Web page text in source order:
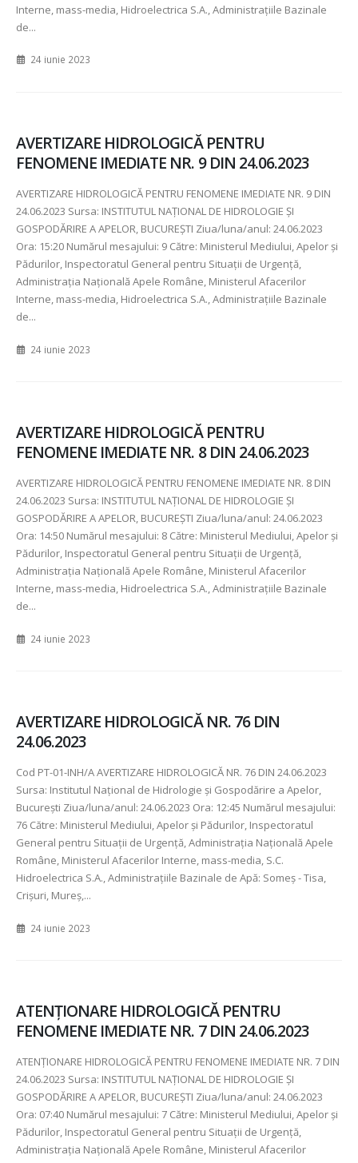
Interne, mass-media, Hidroelectrica S.A., Administraţiile Bazinale
de...
24 iunie 2023
AVERTIZARE HIDROLOGICĂ PENTRU
FENOMENE IMEDIATE NR. 9 DIN 24.06.2023
AVERTIZARE HIDROLOGICĂ PENTRU FENOMENE IMEDIATE NR. 9 DIN
24.06.2023 Sursa: INSTITUTUL NAȚIONAL DE HIDROLOGIE ȘI
GOSPODĂRIRE A APELOR, BUCUREȘTI Ziua/luna/anul: 24.06.2023
Ora: 15:20 Numărul mesajului: 9 Către: Ministerul Mediului, Apelor şi
Pădurilor, Inspectoratul General pentru Situaţii de Urgenţă,
Administraţia Naţională Apele Române, Ministerul Afacerilor
Interne, mass-media, Hidroelectrica S.A., Administraţiile Bazinale
de...
24 iunie 2023
AVERTIZARE HIDROLOGICĂ PENTRU
FENOMENE IMEDIATE NR. 8 DIN 24.06.2023
AVERTIZARE HIDROLOGICĂ PENTRU FENOMENE IMEDIATE NR. 8 DIN
24.06.2023 Sursa: INSTITUTUL NAȚIONAL DE HIDROLOGIE ȘI
GOSPODĂRIRE A APELOR, BUCUREȘTI Ziua/luna/anul: 24.06.2023
Ora: 14:50 Numărul mesajului: 8 Către: Ministerul Mediului, Apelor şi
Pădurilor, Inspectoratul General pentru Situaţii de Urgenţă,
Administraţia Naţională Apele Române, Ministerul Afacerilor
Interne, mass-media, Hidroelectrica S.A., Administraţiile Bazinale
de...
24 iunie 2023
AVERTIZARE HIDROLOGICĂ NR. 76 DIN
24.06.2023
Cod PT-01-INH/A AVERTIZARE HIDROLOGICĂ NR. 76 DIN 24.06.2023
Sursa: Institutul Național de Hidrologie și Gospodărire a Apelor,
București Ziua/luna/anul: 24.06.2023 Ora: 12:45 Numărul mesajului:
76 Către: Ministerul Mediului, Apelor şi Pădurilor, Inspectoratul
General pentru Situaţii de Urgenţă, Administraţia Naţională Apele
Române, Ministerul Afacerilor Interne, mass-media, S.C.
Hidroelectrica S.A., Administraţiile Bazinale de Apă: Someş - Tisa,
Crişuri, Mureș,...
24 iunie 2023
ATENŢIONARE HIDROLOGICĂ PENTRU
FENOMENE IMEDIATE NR. 7 DIN 24.06.2023
ATENŢIONARE HIDROLOGICĂ PENTRU FENOMENE IMEDIATE NR. 7 DIN
24.06.2023 Sursa: INSTITUTUL NAȚIONAL DE HIDROLOGIE ȘI
GOSPODĂRIRE A APELOR, BUCUREȘTI Ziua/luna/anul: 24.06.2023
Ora: 07:40 Numărul mesajului: 7 Către: Ministerul Mediului, Apelor şi
Pădurilor, Inspectoratul General pentru Situaţii de Urgenţă,
Administraţia Naţională Apele Române, Ministerul Afacerilor